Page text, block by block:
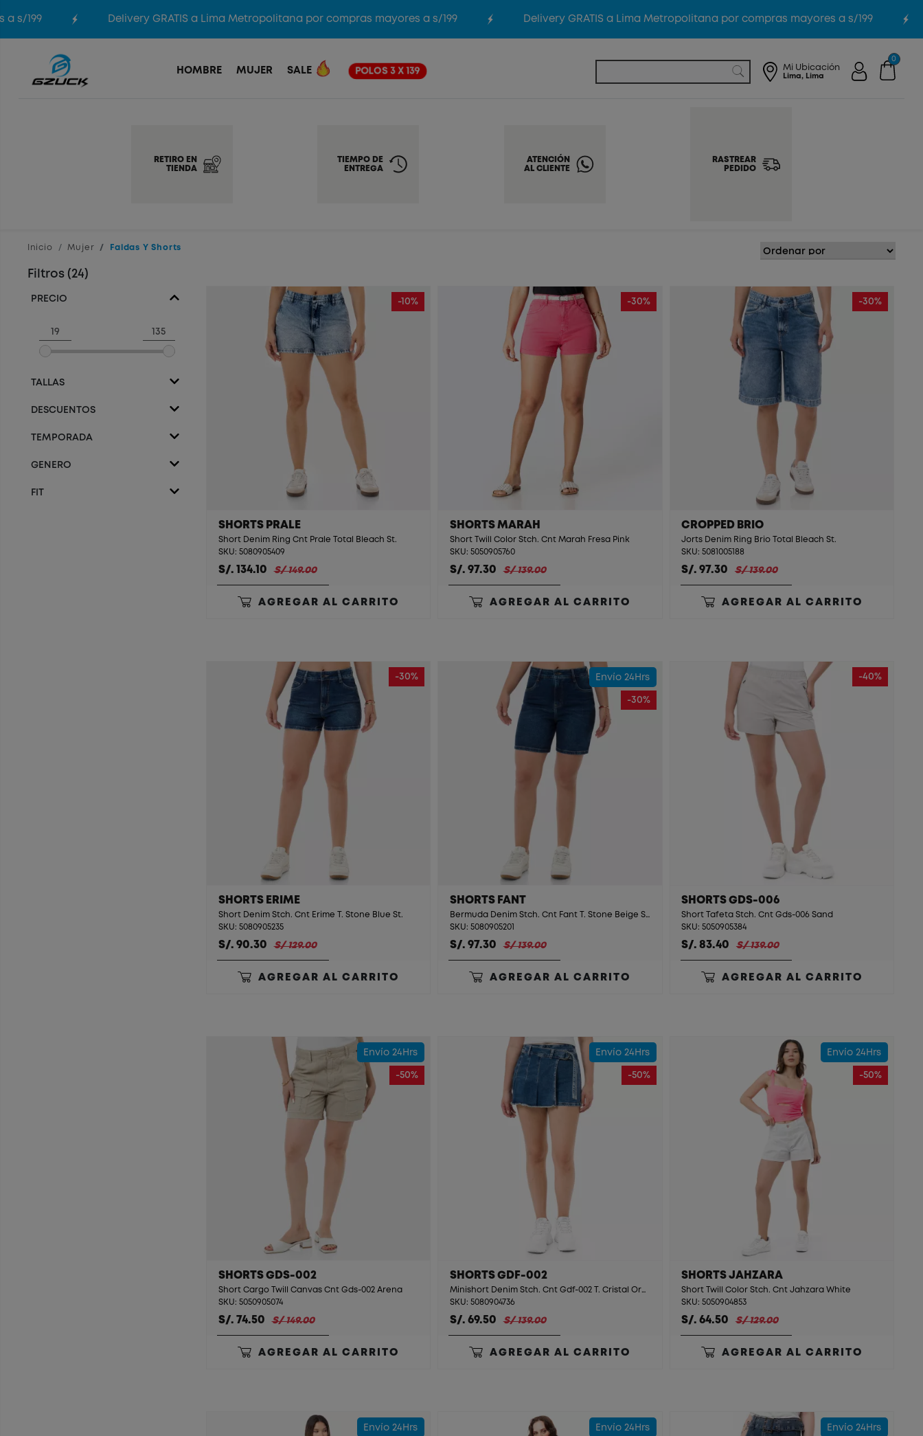
199 Delivery GRATIS a Lima Metropolitana por compras mayores a s/199 Delivery GRATIS a Lima Metropolitana por compras mayores a s/199
HOMBRE MUJER SALE POLOS 3 X 139 Mi Ubicación
Lima, Lima
0
RETIRO EN
TIENDA
TIEMPO DE
ENTREGA
ATENCIÓN
AL CLIENTE
RASTREAR
PEDIDO
Inicio Mujer Faldas Y Shorts
Filtros (24)
PRECIO
TALLAS
DESCUENTOS
TEMPORADA
GENERO
FIT
-10%
SHORTS PRALE
Short Denim Ring Cnt Prale Total Bleach St.
SKU: 5080905409
S/. 134.10 S/ 149.00
AGREGAR AL CARRITO
-30%
SHORTS MARAH
Short Twill Color Stch. Cnt Marah Fresa Pink
SKU: 5050905760
S/. 97.30 S/ 139.00
AGREGAR AL CARRITO
-30%
CROPPED BRIO
Jorts Denim Ring Brio Total Bleach St.
SKU: 5081005188
S/. 97.30 S/ 139.00
AGREGAR AL CARRITO
-30%
SHORTS ERIME
Short Denim Stch. Cnt Erime T. Stone Blue St.
SKU: 5080905235
S/. 90.30 S/ 129.00
AGREGAR AL CARRITO
Envío 24Hrs
-30%
SHORTS FANT
Bermuda Denim Stch. Cnt Fant T. Stone Beige St.
SKU: 5080905201
S/. 97.30 S/ 139.00
AGREGAR AL CARRITO
-40%
SHORTS GDS-006
Short Tafeta Stch. Cnt Gds-006 Sand
SKU: 5050905384
S/. 83.40 S/ 139.00
AGREGAR AL CARRITO
Envío 24Hrs
-50%
SHORTS GDS-002
Short Cargo Twill Canvas Cnt Gds-002 Arena
SKU: 5050905074
S/. 74.50 S/ 149.00
AGREGAR AL CARRITO
Envío 24Hrs
-50%
SHORTS GDF-002
Minishort Denim Stch. Cnt Gdf-002 T. Cristal Orange
SKU: 5080904736
S/. 69.50 S/ 139.00
AGREGAR AL CARRITO
Envío 24Hrs
-50%
SHORTS JAHZARA
Short Twill Color Stch. Cnt Jahzara White
SKU: 5050904853
S/. 64.50 S/ 129.00
AGREGAR AL CARRITO
Envío 24Hrs Envío 24Hrs Envío 24Hrs